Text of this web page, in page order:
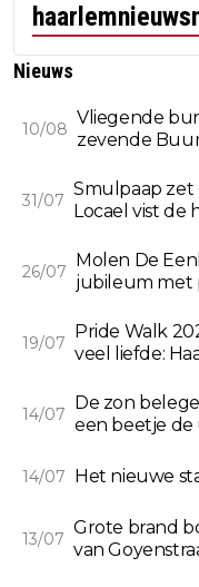
Nieuws
10/08
Vliegende
zevende
31/07
Smulpaap zet
Locael vist de
26/07
Molen De
jubileum met
19/07
Pride Walk
veel liefde:
14/07
De zon
een beetje de
14/07 Het nieuwe
13/07
Grote brand
van